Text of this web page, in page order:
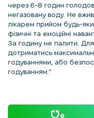
через 6-8 годин
негазовану воду. Не
лікарем прийом будь-
фізичні та емоційні
За годину не палити.
дотриматись
годуваннями, або
годуванням.”